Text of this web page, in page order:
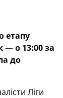
етапу
— о 13:00 за
до
Ліги